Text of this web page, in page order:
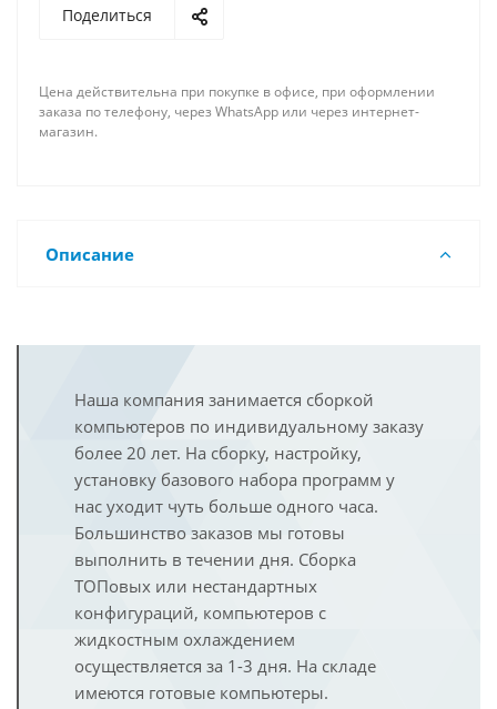
Поделиться
Цена действительна при покупке в офисе, при оформлении
заказа по телефону, через WhatsApp или через интернет-
магазин.
Описание
Наша компания занимается сборкой
компьютеров по индивидуальному заказу
более 20 лет. На сборку, настройку,
установку базового набора программ у
нас уходит чуть больше одного часа.
Большинство заказов мы готовы
выполнить в течении дня. Сборка
ТОПовых или нестандартных
конфигураций, компьютеров с
жидкостным охлаждением
осуществляется за 1-3 дня. На складе
имеются готовые компьютеры.